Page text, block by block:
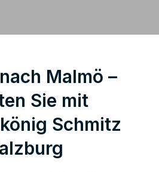
Malmö –
Sie mit
Schmitz